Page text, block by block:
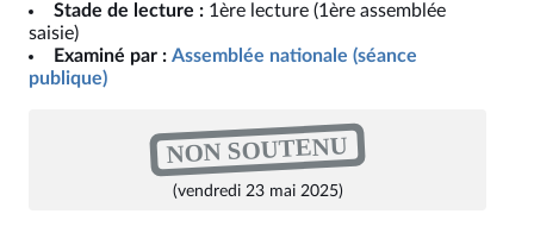
Stade de lecture : 1ère lecture (1ère assemblée
saisie)
Examiné par : Assemblée nationale (séance
publique)
NON SOUTENU
(vendredi 23 mai 2025)